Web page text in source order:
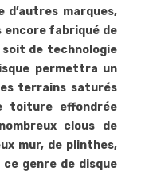
marques,
encore fabriqué de
soit de technologie
permettra un
terrains saturés
toiture effondrée
clous de
mur, de plinthes,
ce genre de disque